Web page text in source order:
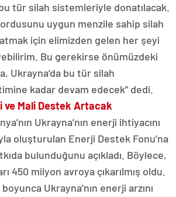
tür silah sistemleriyle donatılacak.
uygun menzile sahip silah
için elimizden gelen her şeyi
Bu gerekirse önümüzdeki
Ukrayna’da bu tür silah
kadar devam edecek” dedi.
ve Mali Destek Artacak
Ukrayna’nın enerji ihtiyacını
oluşturulan Enerji Destek Fonu’na
bulunduğunu açıkladı. Böylece,
450 milyon avroya çıkarılmış oldu.
boyunca Ukrayna’nın enerji arzını